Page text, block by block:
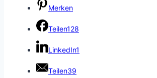
Merken
Teilen128
LinkedIn1
Teilen39